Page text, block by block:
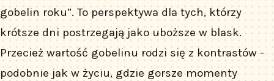
gobelin roku”. To perspektywa dla tych, którzy
krótsze dni postrzegają jako uboższe w blask.
Przecież wartość gobelinu rodzi się z kontrastów -
podobnie jak w życiu, gdzie gorsze momenty